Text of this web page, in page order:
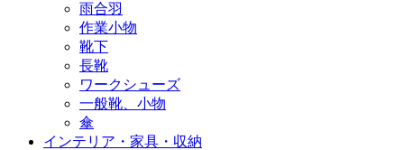
雨合羽
作業小物
靴下
長靴
ワークシューズ
一般靴、小物
傘
インテリア・家具・収納